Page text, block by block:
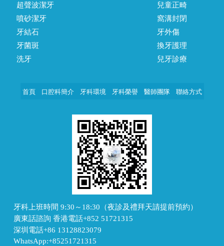
超聲波潔牙
噴砂潔牙
牙結石
牙菌斑
洗牙
兒童正畸
窩溝封閉
牙外傷
換牙護理
兒牙診療
首頁 口腔科簡介 牙科環境 牙科榮譽 醫師團隊 聯絡方式
牙科上班時間 9:30～18:30（夜診及禮拜天請提前預約）
廣東話諮詢 香港電話+852 51721315
深圳電話+86 13128823079
WhatsApp:+85251721315